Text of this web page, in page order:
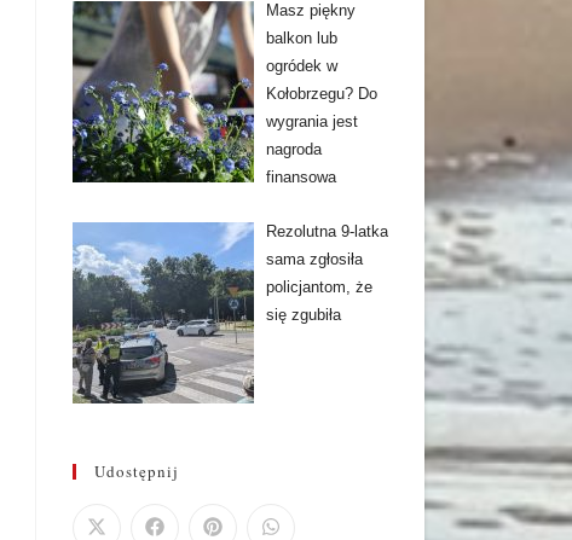
Masz piękny
balkon lub
ogródek w
Kołobrzegu? Do
wygrania jest
nagroda
finansowa
Rezolutna 9-latka
sama zgłosiła
policjantom, że
się zgubiła
Udostępnij